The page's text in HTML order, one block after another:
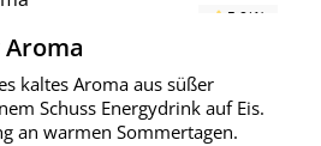
5.0(1)
kaltes Aroma aus süßer
Schuss Energydrink auf Eis.
an warmen Sommertagen.